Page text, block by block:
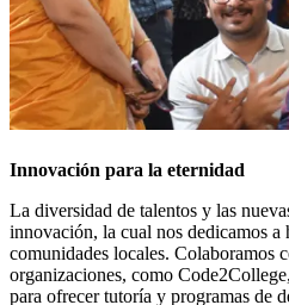
Innovación para la eternidad
La diversidad de talentos y las
innovación, la cual nos dedicamos a
comunidades locales. Colaboramos
organizaciones, como
para ofrecer tutoría y programas de